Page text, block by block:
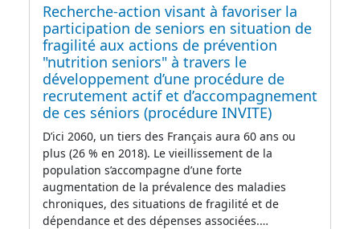
Recherche-action visant à favoriser la
participation de seniors en situation de
fragilité aux actions de prévention
"nutrition seniors" à travers le
développement d’une procédure de
recrutement actif et d’accompagnement
de ces séniors (procédure INVITE)
D’ici 2060, un tiers des Français aura 60 ans ou
plus (26 % en 2018). Le vieillissement de la
population s’accompagne d’une forte
augmentation de la prévalence des maladies
chroniques, des situations de fragilité et de
dépendance et des dépenses associées.…